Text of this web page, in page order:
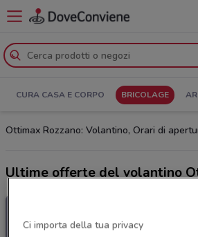
CURA CASA E CORPO BRICOLAGE
Ottimax Rozzano: Volantino, Orari di
Ultime offerte del volantino
Ci importa della tua privacy